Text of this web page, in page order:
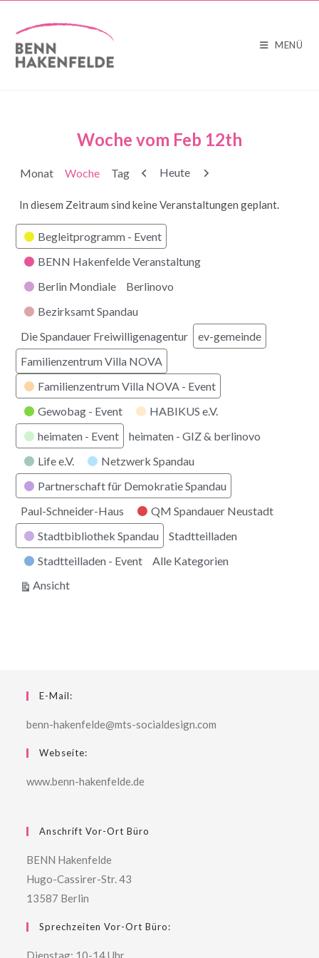
MENÜ
Woche vom Feb 12th
Monat Woche Tag Zurück
Heute Weiter
In diesem Zeitraum sind keine Veranstaltungen geplant.
Kategorien
Begleitprogramm - Event
BENN Hakenfelde Veranstaltung
Berlin Mondiale
Berlinovo
Bezirksamt Spandau
Die Spandauer Freiwilligenagentur
ev-gemeinde
Familienzentrum Villa NOVA
Familienzentrum Villa NOVA - Event
Gewobag - Event
HABIKUS e.V.
heimaten - Event
heimaten - GIZ & berlinovo
Life e.V.
Netzwerk Spandau
Partnerschaft für Demokratie Spandau
Paul-Schneider-Haus
QM Spandauer Neustadt
Stadtbibliothek Spandau
Stadtteilladen
Stadtteilladen - Event
Alle Kategorien
Ansichtausdrucken
E-Mail:
benn-hakenfelde@mts-socialdesign.com
Webseite:
www.benn-hakenfelde.de
Anschrift Vor-Ort Büro
BENN Hakenfelde
Hugo-Cassirer-Str. 43
13587 Berlin
Sprechzeiten Vor-Ort Büro:
Dienstag: 10-14 Uhr